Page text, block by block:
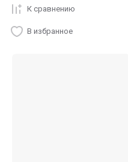
К сравнению
В избранное